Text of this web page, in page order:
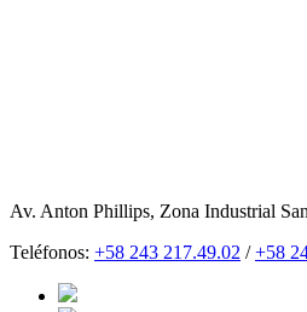
Av. Anton Phillips, Zona Industrial
Teléfonos: +58 243 217.49.02 /+58